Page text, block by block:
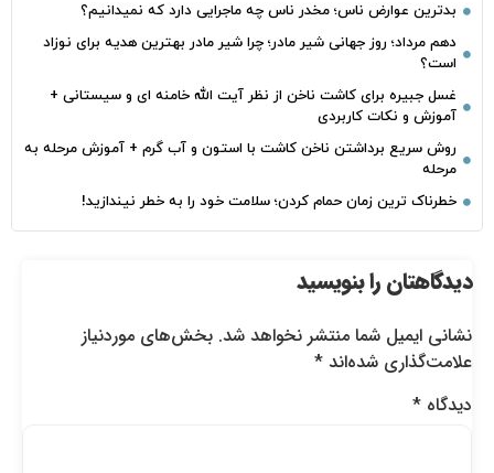
بدترین عوارض ناس؛ مخدر ناس چه ماجرایی دارد که نمیدانیم؟
دهم مرداد؛ روز جهانی شیر مادر؛ چرا شیر مادر بهترین هدیه برای نوزاد
است؟
غسل جبیره برای کاشت ناخن از نظر آیت الله خامنه ای و سیستانی +
آموزش و نکات کاربردی
روش سریع برداشتن ناخن کاشت با استون و آب گرم + آموزش مرحله به
مرحله
خطرناک‌ ترین زمان‌ حمام کردن؛ سلامت خود را به خطر نیندازید!
دیدگاهتان را بنویسید
نشانی ایمیل شما منتشر نخواهد شد. بخش‌های موردنیاز
علامت‌گذاری شده‌اند*
دیدگاه*